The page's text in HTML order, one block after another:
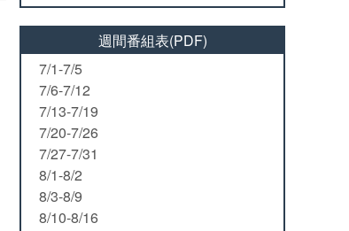
週間番組表(PDF)
7/1-7/5
7/6-7/12
7/13-7/19
7/20-7/26
7/27-7/31
8/1-8/2
8/3-8/9
8/10-8/16